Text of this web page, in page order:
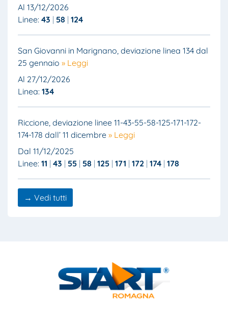
Al 13/12/2026
Linee: 43 58 124
San Giovanni in Marignano, deviazione linea 134 dal
25 gennaio » Leggi
Al 27/12/2026
Linea: 134
Riccione, deviazione linee 11-43-55-58-125-171-172-
174-178 dall’ 11 dicembre » Leggi
Dal 11/12/2025
Linee: 11 43 55 58 125 171 172 174 178
→ Vedi tutti